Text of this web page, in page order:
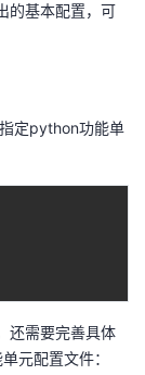
的基本配置，可
定python功能单
还需要完善具体
元配置文件：